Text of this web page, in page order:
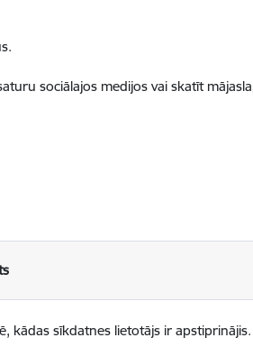
sociālajos medijos vai skatīt
kādas sīkdatnes lietotājs ir apstiprinājis.